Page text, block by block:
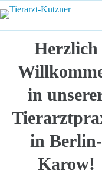
Zum
Inhalt
Herzlich
in
in Berlin-
Karow!